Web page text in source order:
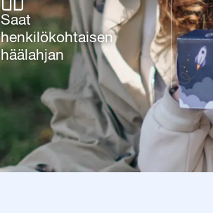
Saat
henkilökohtaisen
häälahjan